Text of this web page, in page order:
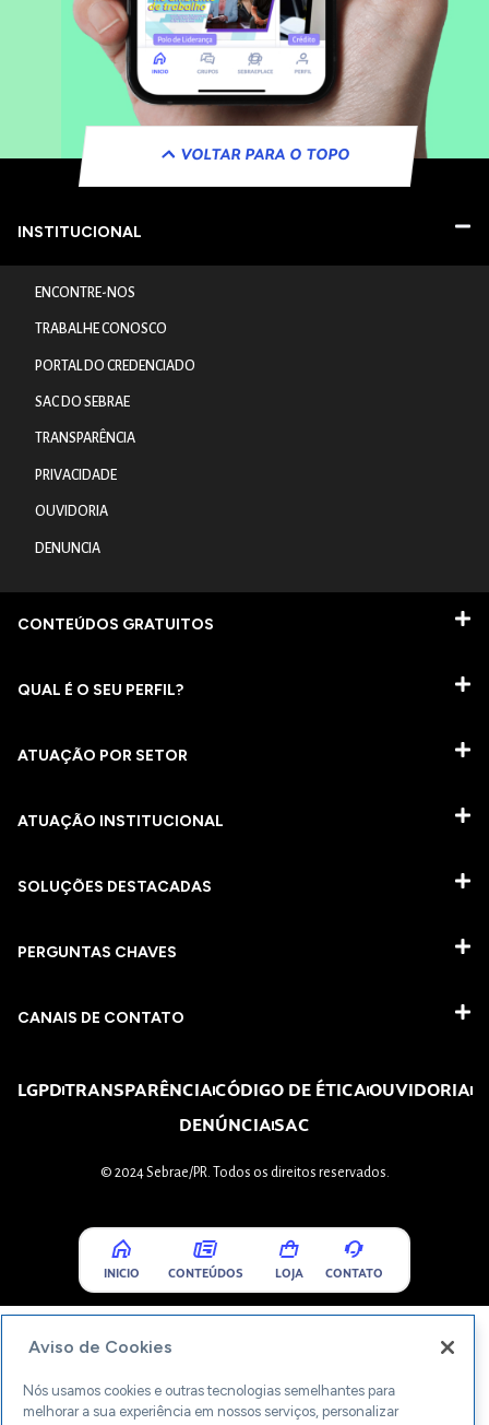
VOLTAR PARA O TOPO
INSTITUCIONAL
ENCONTRE-NOS
TRABALHE CONOSCO
PORTAL DO CREDENCIADO
SAC DO SEBRAE
TRANSPARÊNCIA
PRIVACIDADE
OUVIDORIA
DENUNCIA
CONTEÚDOS GRATUITOS
QUAL É O SEU PERFIL?
ATUAÇÃO POR SETOR
ATUAÇÃO INSTITUCIONAL
SOLUÇÕES DESTACADAS
PERGUNTAS CHAVES​
CANAIS DE CONTATO
LGPDTRANSPARÊNCIACÓDIGO DE ÉTICAOUVIDORIA
DENÚNCIASAC
© 2024 Sebrae/PR. Todos os direitos reservados.
INICIO CONTEÚDOS LOJA CONTATO
Aviso de Cookies
Nós usamos cookies e outras tecnologias semelhantes para
melhorar a sua experiência em nossos serviços, personalizar